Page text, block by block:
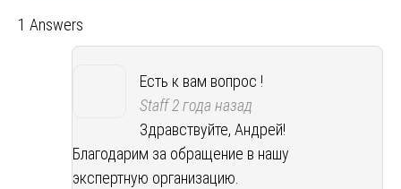
1 Answers
Есть к вам вопрос !
Staff2 года назад
Здравствуйте, Андрей!
Благодарим за обращение в нашу
экспертную организацию.